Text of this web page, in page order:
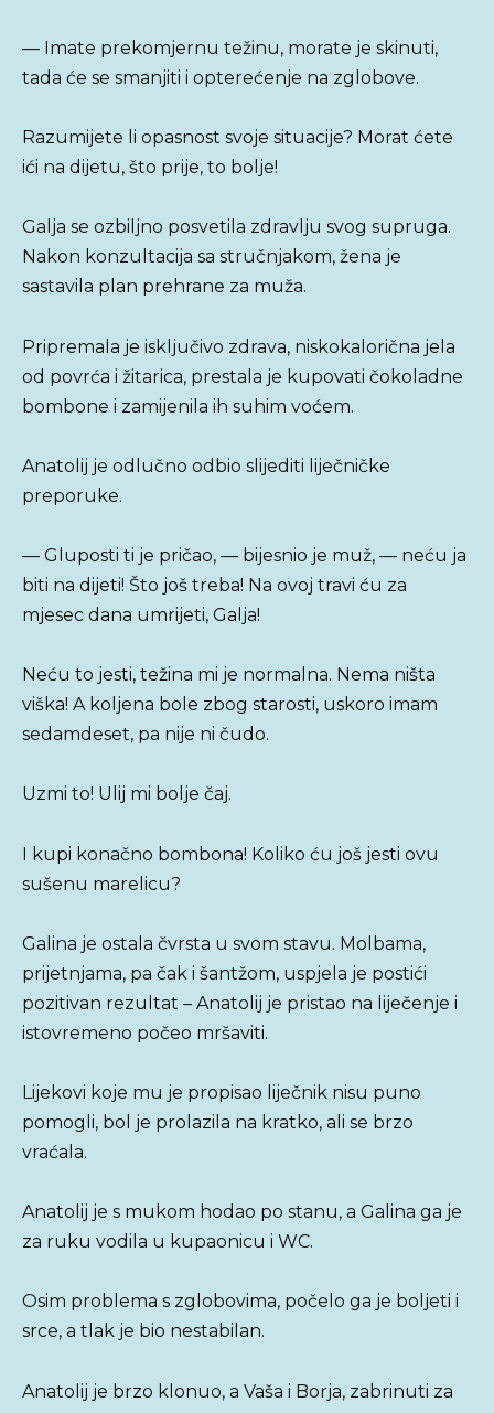
— Imate prekomjernu težinu, morate je skinuti,
tada će se smanjiti i opterećenje na zglobove.
Razumijete li opasnost svoje situacije? Morat ćete
ići na dijetu, što prije, to bolje!
Galja se ozbiljno posvetila zdravlju svog supruga.
Nakon konzultacija sa stručnjakom, žena je
sastavila plan prehrane za muža.
Pripremala je isključivo zdrava, niskokalorična jela
od povrća i žitarica, prestala je kupovati čokoladne
bombone i zamijenila ih suhim voćem.
Anatolij je odlučno odbio slijediti liječničke
preporuke.
— Gluposti ti je pričao, — bijesnio je muž, — neću ja
biti na dijeti! Što još treba! Na ovoj travi ću za
mjesec dana umrijeti, Galja!
Neću to jesti, težina mi je normalna. Nema ništa
viška! A koljena bole zbog starosti, uskoro imam
sedamdeset, pa nije ni čudo.
Uzmi to! Ulij mi bolje čaj.
I kupi konačno bombona! Koliko ću još jesti ovu
sušenu marelicu?
Galina je ostala čvrsta u svom stavu. Molbama,
prijetnjama, pa čak i šantžom, uspjela je postići
pozitivan rezultat – Anatolij je pristao na liječenje i
istovremeno počeo mršaviti.
Lijekovi koje mu je propisao liječnik nisu puno
pomogli, bol je prolazila na kratko, ali se brzo
vraćala.
Anatolij je s mukom hodao po stanu, a Galina ga je
za ruku vodila u kupaonicu i WC.
Osim problema s zglobovima, počelo ga je boljeti i
srce, a tlak je bio nestabilan.
Anatolij je brzo klonuo, a Vaša i Borja, zabrinuti za